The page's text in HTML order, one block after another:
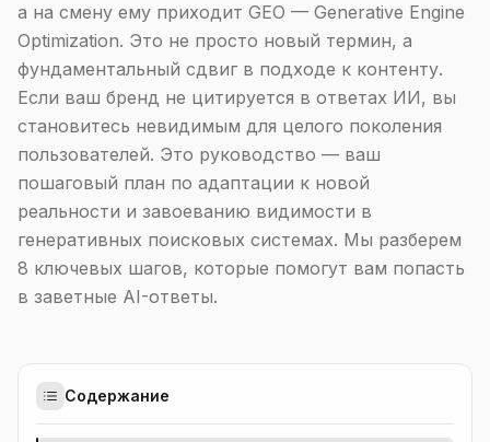
а на смену ему приходит GEO — Generative Engine
Optimization. Это не просто новый термин, а
фундаментальный сдвиг в подходе к контенту.
Если ваш бренд не цитируется в ответах ИИ, вы
становитесь невидимым для целого поколения
пользователей. Это руководство — ваш
пошаговый план по адаптации к новой
реальности и завоеванию видимости в
генеративных поисковых системах. Мы разберем
8 ключевых шагов, которые помогут вам попасть
в заветные AI-ответы.
Содержание